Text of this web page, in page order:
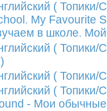
( Топики/
My Favourite
в школе.
(
(
(
- Мои обычные